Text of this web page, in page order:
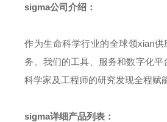
sigma公司介绍：
作为生命科学行业的全球领xian
务。我们的工具、服务和数字化
科学家及工程师的研究发现全程赋
sigma详细产品列表：